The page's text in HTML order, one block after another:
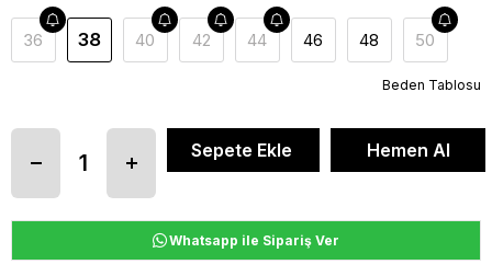
36 38 40 42 44 46 48 50
Beden Tablosu
Whatsapp ile Sipariş Ver